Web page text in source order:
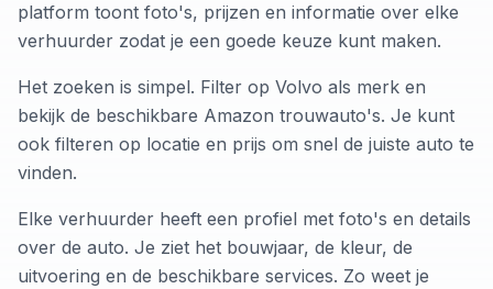
platform toont foto's, prijzen en informatie over elke
verhuurder zodat je een goede keuze kunt maken.
Het zoeken is simpel. Filter op Volvo als merk en
bekijk de beschikbare Amazon trouwauto's. Je kunt
ook filteren op locatie en prijs om snel de juiste auto te
vinden.
Elke verhuurder heeft een profiel met foto's en details
over de auto. Je ziet het bouwjaar, de kleur, de
uitvoering en de beschikbare services. Zo weet je